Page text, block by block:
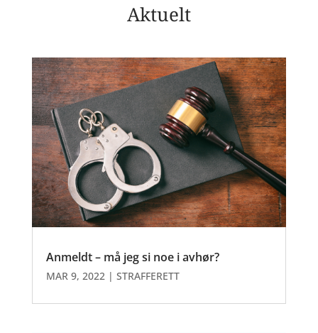
Aktuelt
Anmeldt – må jeg si noe i avhør?
MAR 9, 2022| STRAFFERETT